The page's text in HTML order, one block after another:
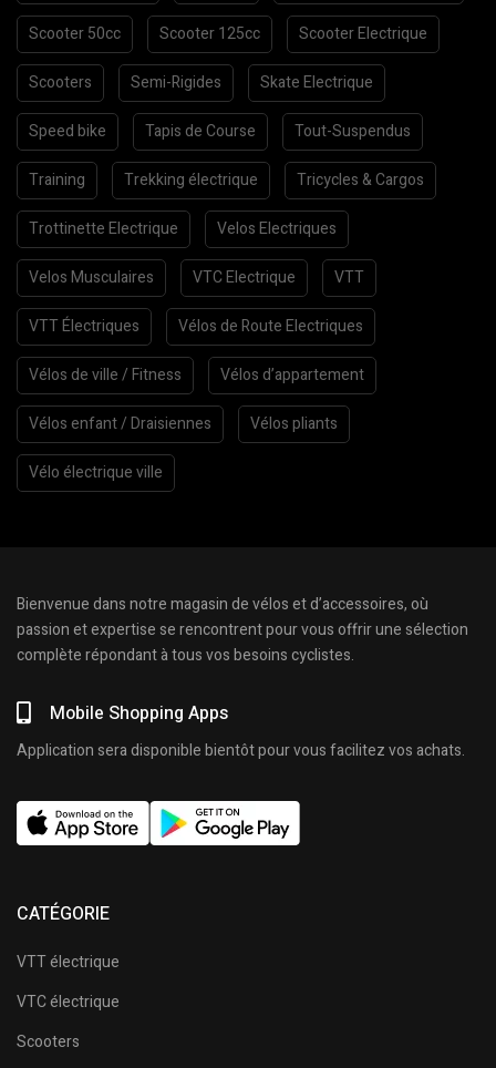
Scooter 50cc Scooter 125cc Scooter Electrique
Scooters Semi-Rigides Skate Electrique
Speed bike Tapis de Course Tout-Suspendus
Training Trekking électrique Tricycles & Cargos
Trottinette Electrique Velos Electriques
Velos Musculaires VTC Electrique VTT
VTT Électriques Vélos de Route Electriques
Vélos de ville / Fitness Vélos d’appartement
Vélos enfant / Draisiennes Vélos pliants
Vélo électrique ville
Bienvenue dans notre magasin de vélos et d’accessoires, où
passion et expertise se rencontrent pour vous offrir une sélection
complète répondant à tous vos besoins cyclistes.
Mobile Shopping Apps
Application sera disponible bientôt pour vous facilitez vos achats.
CATÉGORIE
VTT électrique
VTC électrique
Scooters